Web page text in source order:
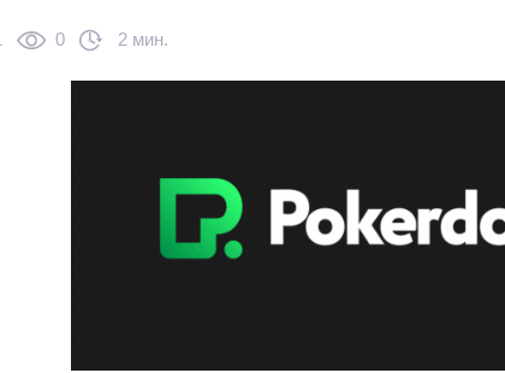
0 2 мин.